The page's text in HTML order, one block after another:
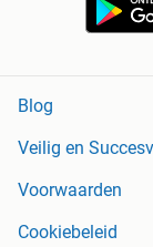
Blog
Veilig en
Voorwaarden
Cookiebeleid